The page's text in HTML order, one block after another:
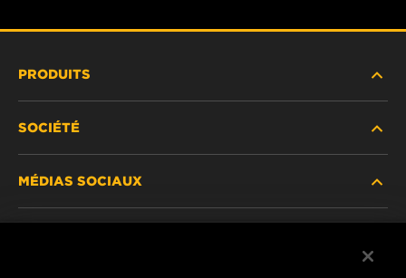
PRODUITS
PRODUITS ABANDONNÉS / REMPLACÉS
SOCIÉTÉ
MÉDIAS SOCIAUX